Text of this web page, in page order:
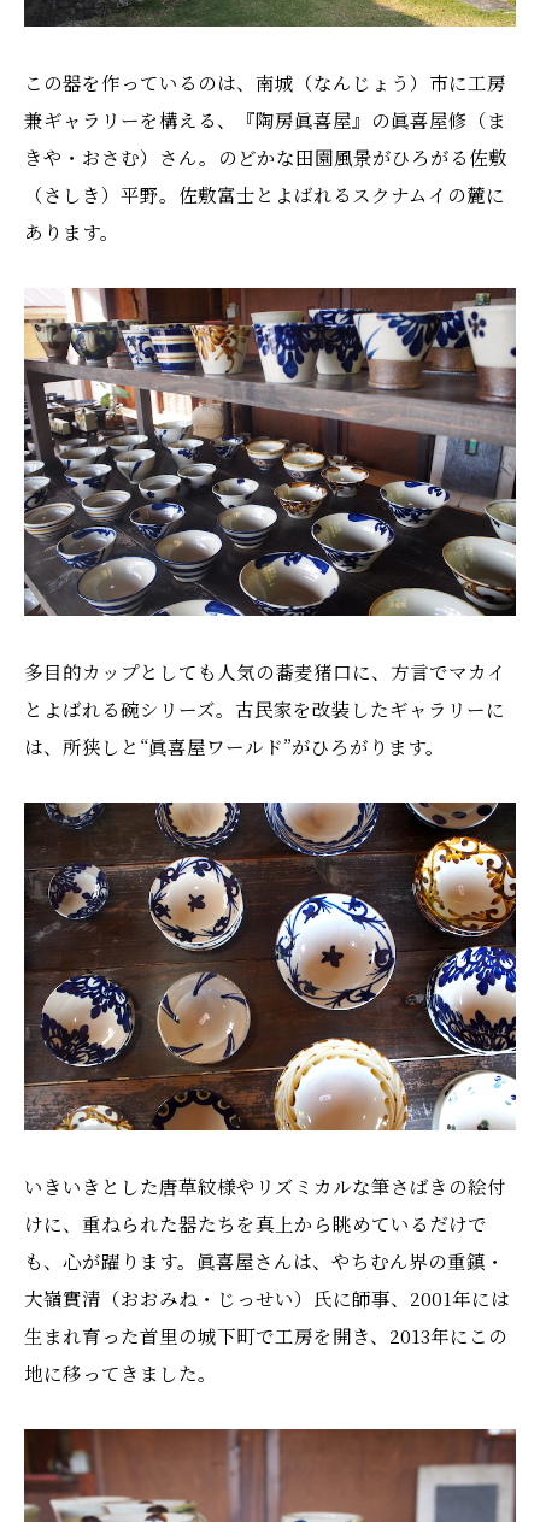
この器を作っているのは、南城（なんじょう）市に工房
兼ギャラリーを構える、『陶房眞喜屋』の眞喜屋修（ま
きや・おさむ）さん。のどかな田園風景がひろがる佐敷
（さしき）平野。佐敷富士とよばれるスクナムイの麓に
あります。
多目的カップとしても人気の蕎麦猪口に、方言でマカイ
とよばれる碗シリーズ。古民家を改装したギャラリーに
は、所狭しと“眞喜屋ワールド”がひろがります。
いきいきとした唐草紋様やリズミカルな筆さばきの絵付
けに、重ねられた器たちを真上から眺めているだけで
も、心が躍ります。眞喜屋さんは、やちむん界の重鎮・
大嶺實清（おおみね・じっせい）氏に師事、2001年には
生まれ育った首里の城下町で工房を開き、2013年にこの
地に移ってきました。